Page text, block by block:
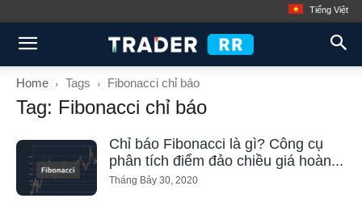
Tiếng Việt
Home Tags Fibonacci chỉ báo
Tag: Fibonacci chỉ báo
Chỉ báo Fibonacci là gì? Công cụ
phân tích điểm đảo chiều giá hoàn...
Tháng Bảy 30, 2020